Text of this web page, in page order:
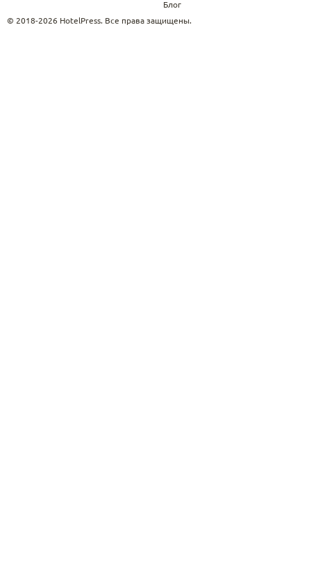
Блог
© 2018-2026 HotelPress. Все права защищены.